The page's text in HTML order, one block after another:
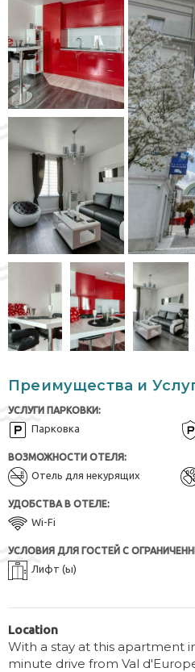
Преимущества и
УСЛУГИ ПАРКОВКИ:
Парковка
ВОЗМОЖНОСТИ ОТЕЛЯ:
Отель для некурящих
УДОБСТВА В ОТЕЛЕ:
Wi-Fi
УСЛОВИЯ ДЛЯ ГОСТЕЙ С
Лифт (ы)
Location
With a stay at this apartment
minute drive from Val